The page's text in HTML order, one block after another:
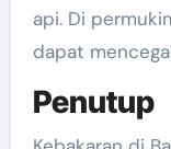
api. Di
dapat
Penutup